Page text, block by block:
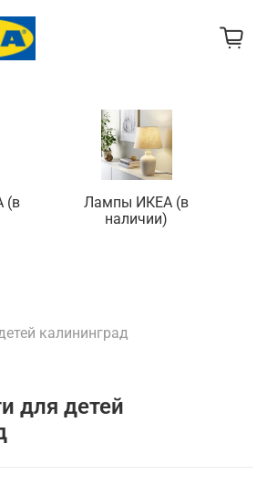
(в
Лампы ИКЕА (в
наличии)
калининград